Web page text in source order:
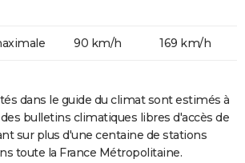
90 km/h 169 km/h
dans le guide du climat sont estimés à
bulletins climatiques libres d'accès de
sur plus d'une centaine de stations
toute la France Métropolitaine.